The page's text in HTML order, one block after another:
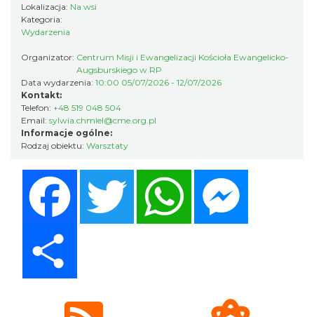
2026-08-23
5.12 km
Koncert na głos i organy - Paweł Konik &
Maciej Zakrzewski
5.12 km
Lokalizacja: Na wsi
Kategoria:
Wydarzenia
Organizator: Centrum Misji i Ewangelizacji Kościoła Ewangelicko-
Augsburskiego w RP
Data wydarzenia: 10:00 05/07/2026 - 12/07/2026
Kontakt:
Telefon: +48 519 048 504
Email: sylwia.chmiel@cme.org.pl
Informacje ogólne:
Rodzaj obiektu: Warsztaty
Twitter